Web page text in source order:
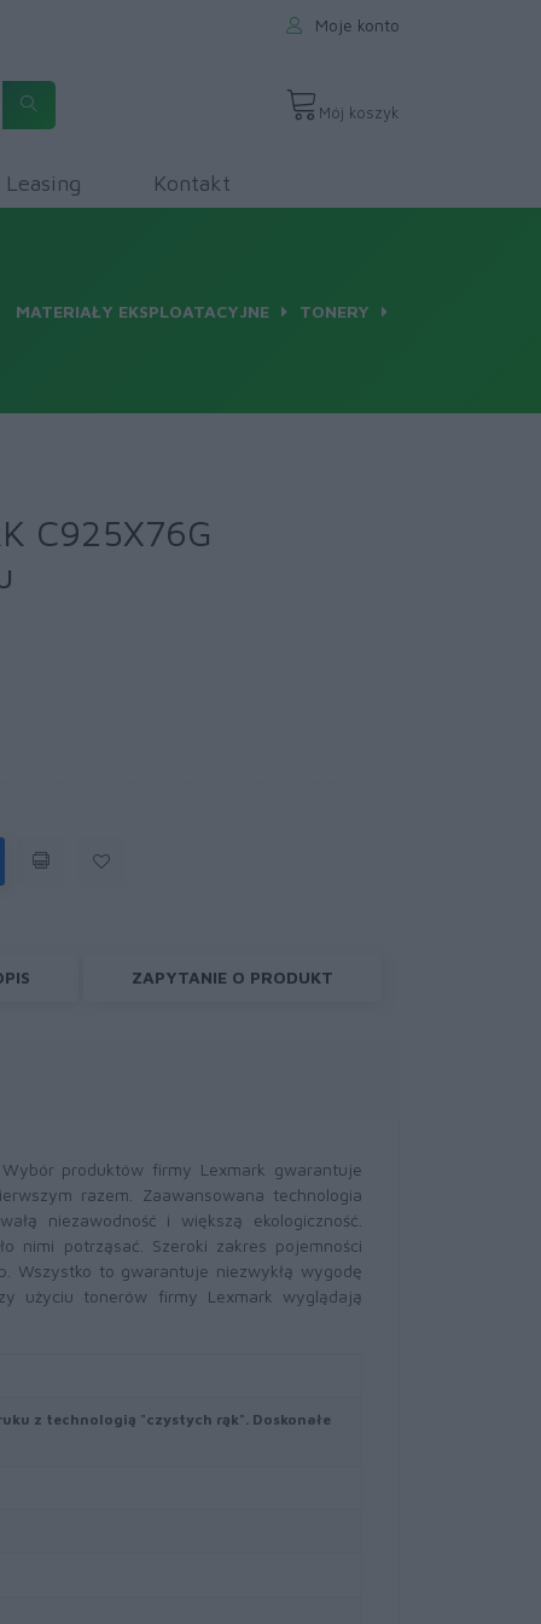
Moje konto
Mój koszyk
Leasing Kontakt
MATERIAŁY EKSPLOATACYJNE TONERY
C925X76G
ZAPYTANIE O PRODUKT
produktów firmy Lexmark gwarantuje
razem. Zaawansowana technologia
niezawodność i większą ekologiczność.
nimi potrząsać. Szeroki zakres pojemności
Wszystko to gwarantuje niezwykłą wygodę
użyciu tonerów firmy Lexmark wyglądają
z technologią "czystych rąk". Doskonałe